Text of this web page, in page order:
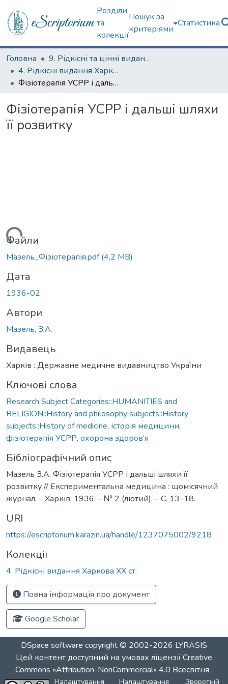
Розділи
та
колекції
Пошук за
критеріями
Статистика
Головна
9. Рідкісні та цінні видання
4. Рідкісні видання Харкова ХХ ст.
Фізіотерапія УСРР і дальші шляхи її розвитку
Фізіотерапія УСРР і дальші шляхи
її розвитку
Вантажиться...
Файли
Мазель_Фізіотерапія.pdf(4,2 MB)
Дата
1936-02
Автори
Мазель, З.А.
Видавець
Харків : Державне медичне видавництво України
Ключові слова
Research Subject Categories::HUMANITIES and
RELIGION::History and philosophy subjects::History
subjects::History of medicine, історія медицини,
фізіотерапія УСРР, охорона здоров’я
Бібліографічний опис
Мазель З.А. Фізіотерапія УСРР і дальші шляхи її
розвитку // Експериментальна медицина : щомісячний
журнал. – Харків, 1936. – № 2 (лютий). – С. 13–18.
URI
https://escriptorium.karazin.ua/handle/1237075002/9218
Колекції
4. Рідкісні видання Харкова ХХ ст.
Повна інформація про документ
Google Scholar
DSpace software copyright © 2002-2026 LYRASIS
Цей контент доступний на умовах ліцензіїCreative
Commons «Attribution-NonCommercial» 4.0 Всесвітня .
Налаштування Налаштування Зворотній